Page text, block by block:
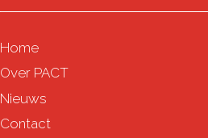
Home
Over PACT
Nieuws
Contact